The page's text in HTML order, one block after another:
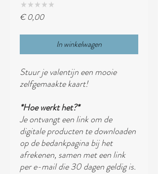
★ ★ ★ ★ ★
€ 0,00Prijs
In winkelwagen
Stuur je valentijn een mooie
zelfgemaakte kaart!
*Hoe werkt het?*
Je ontvangt een link om de
digitale producten te downloaden
op de bedankpagina bij het
afrekenen, samen met een link
per e-mail die 30 dagen geldig is.